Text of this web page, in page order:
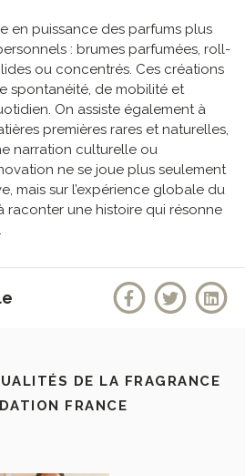
en puissance des parfums plus
: brumes parfumées, roll-
ou concentrés. Ces créations
spontanéité, de mobilité et
On assiste également à
premières rares et naturelles,
narration culturelle ou
ne se joue plus seulement
mais sur l’expérience globale du
raconter une histoire qui résonne
DE LA FRAGRANCE
FRANCE